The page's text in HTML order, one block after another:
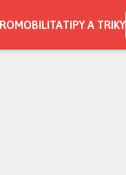
TIPY A TRIKY